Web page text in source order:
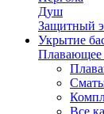
Душ
Защитный
Укрытие
Плавающее
Все